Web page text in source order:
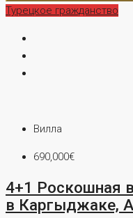
Турецкое гражданство
Вилла
690,000€
4+1 Роскошная
в Каргыджаке,